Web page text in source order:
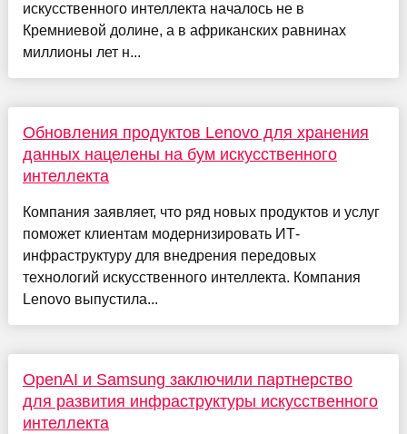
искусственного интеллекта началось не в
Кремниевой долине, а в африканских равнинах
миллионы лет н...
Обновления продуктов Lenovo для хранения
данных нацелены на бум искусственного
интеллекта
Компания заявляет, что ряд новых продуктов и услуг
поможет клиентам модернизировать ИТ-
инфраструктуру для внедрения передовых
технологий искусственного интеллекта. Компания
Lenovo выпустила...
OpenAI и Samsung заключили партнерство
для развития инфраструктуры искусственного
интеллекта